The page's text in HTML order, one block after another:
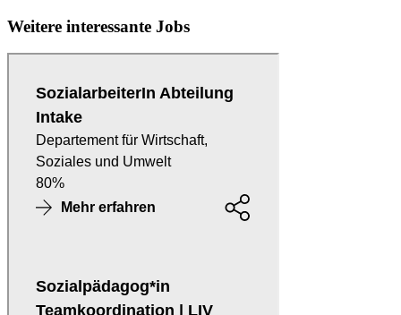
Weitere interessante Jobs